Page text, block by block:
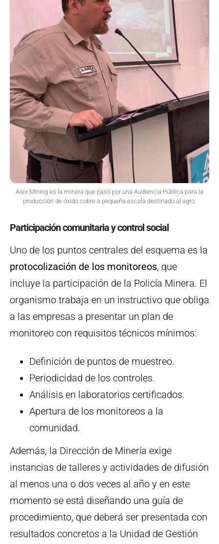
Arex Mining es la minera que pasó por una Audiencia Pública para la
producción de óxido cobre a pequeña escala destinado al agro.
Participación comunitaria y control social
Uno de los puntos centrales del esquema es la
protocolización de los monitoreos, que
incluye la participación de la Policía Minera. El
organismo trabaja en un instructivo que obliga
a las empresas a presentar un plan de
monitoreo con requisitos técnicos mínimos:
Definición de puntos de muestreo.
Periodicidad de los controles.
Análisis en laboratorios certificados.
Apertura de los monitoreos a la
comunidad.
Además, la Dirección de Minería exige
instancias de talleres y actividades de difusión
al menos una o dos veces al año y en este
momento se está diseñando una guía de
procedimiento, que deberá ser presentada con
resultados concretos a la Unidad de Gestión